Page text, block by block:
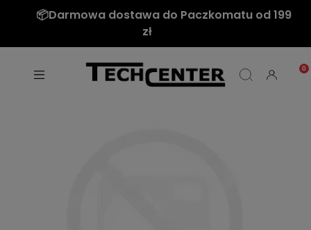
📦Darmowa dostawa do Paczkomatu od 199
zł